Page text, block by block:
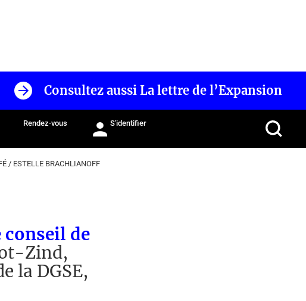
Consultez aussi La lettre de l’Expansion
Rendez-vous S'identifier
/ ESTELLE BRACHLIANOFF
de
Zind,
la DGSE,